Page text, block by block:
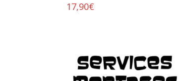
17,90€